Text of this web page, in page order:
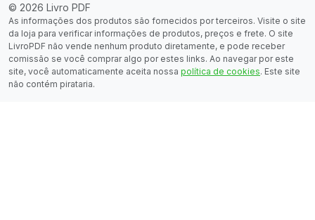
© 2026 Livro PDF
As informações dos produtos são fornecidos por terceiros. Visite o site
da loja para verificar informações de produtos, preços e frete. O site
LivroPDF não vende nenhum produto diretamente, e pode receber
comissão se você comprar algo por estes links. Ao navegar por este
site, você automaticamente aceita nossa política de cookies. Este site
não contém pirataria.